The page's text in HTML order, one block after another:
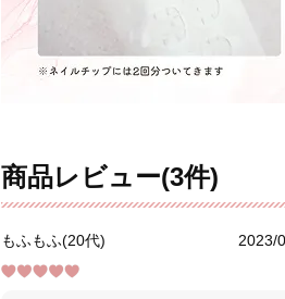
商品レビュー(3件)
もふもふ(20代) 2023/